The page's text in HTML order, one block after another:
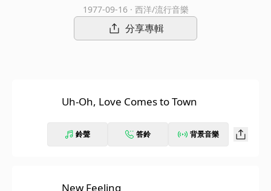
1977-09-16 · 西洋/流行音樂
分享專輯
Uh-Oh, Love Comes to Town
鈴聲 答鈴 背景音樂
New Feeling